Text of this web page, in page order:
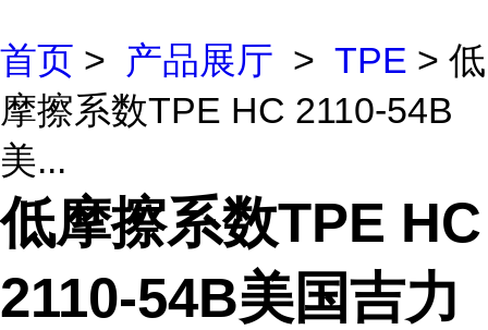
首页 > 产品展厅 > TPE > 低
摩擦系数TPE HC 2110-54B
美...
低摩擦系数TPE HC
2110-54B美国吉力